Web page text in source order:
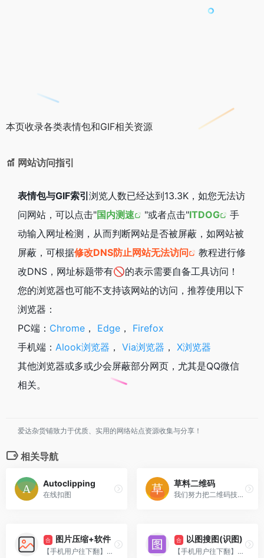
本页收录各类表情包和GIF相关资源
网站访问指引
表情包与GIF索引 浏览人数已经达到13.3K，如您无法访
问网站，可以点击"国内测速 "或者点击"ITDOG
手
动输入网址检测，从而判断网站是否被屏蔽，如网站被
屏蔽，可根据修改DNS防止网站无法访问
教程进行修
改DNS，网址标题带有🚫的表示需要自备工具访问！
您的浏览器也可能不支持该网站的访问，推荐使用以下
浏览器：
PC端： Chrome ， Edge ， Firefox
手机端： Alook浏览器 ， Via浏览器 ， X浏览器
其他浏览器或多或少会屏蔽部分网页，尤其是QQ微信
相关。
爱达杂货铺致力于优质、实用的网络站点资源收集与分享！
相关导航
Autoclipping
在线扣图
草料二维码
我们努力把二维码技术变成简单实用的产品， 让每个人和组织都能轻松使用。
合 图片压缩+软件
【手机用户往下翻】收录在线图片压缩相关站点与工具
合 以图搜图(识图)
【手机用户往下翻】收录以图搜图的相关内容，方便快速找到相关图片